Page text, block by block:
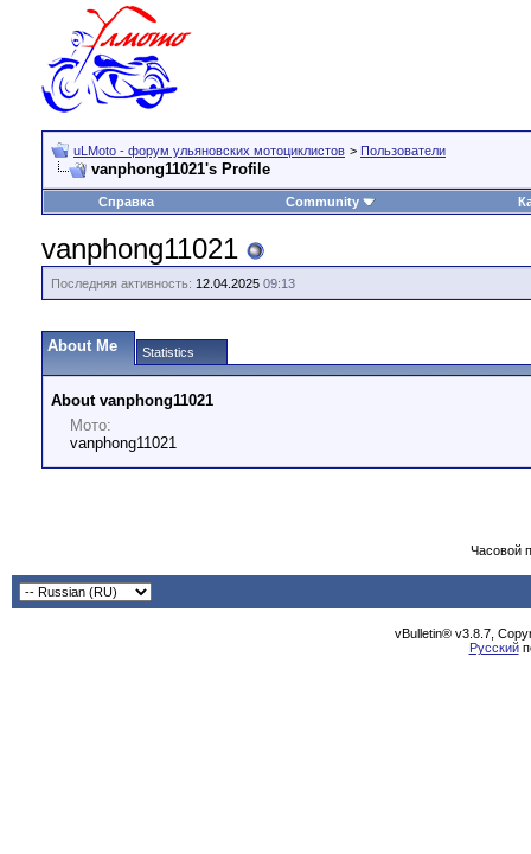
uLMoto - форум ульяновских мотоциклистов > Пользователи
vanphong11021's Profile
Справка Community
vanphong11021
Последняя активность: 12.04.2025 09:13
About Me Statistics
About vanphong11021
Мото:
vanphong11021
Часовой
vBulletin® v3.8.7,
Русский